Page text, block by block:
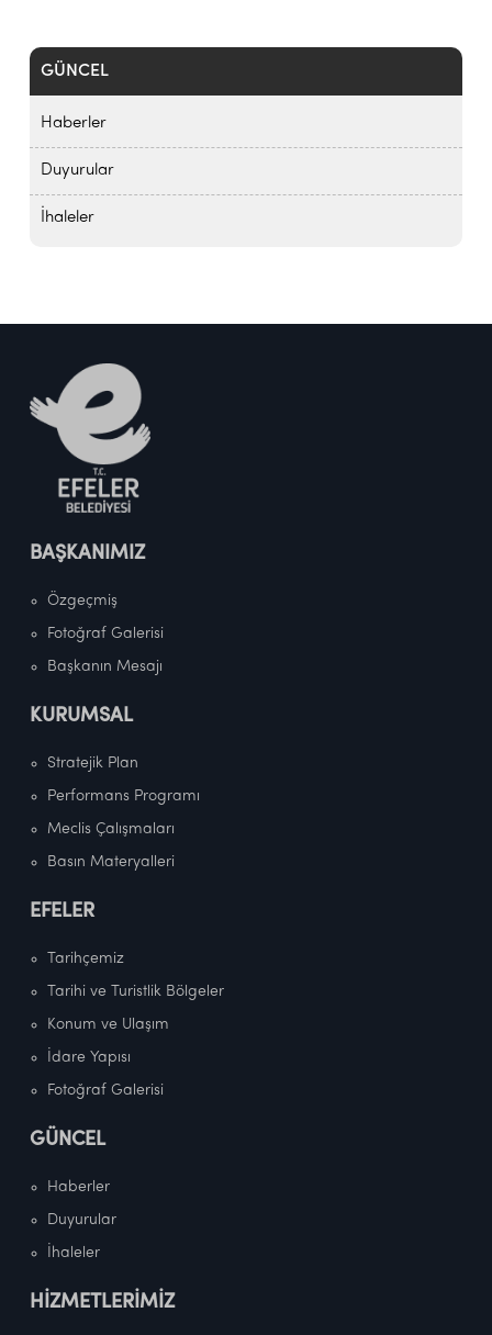
GÜNCEL
Haberler
Duyurular
İhaleler
BAŞKANIMIZ
Özgeçmiş
Fotoğraf Galerisi
Başkanın Mesajı
KURUMSAL
Stratejik Plan
Performans Programı
Meclis Çalışmaları
Basın Materyalleri
EFELER
Tarihçemiz
Tarihi ve Turistlik Bölgeler
Konum ve Ulaşım
İdare Yapısı
Fotoğraf Galerisi
GÜNCEL
Haberler
Duyurular
İhaleler
HİZMETLERİMİZ